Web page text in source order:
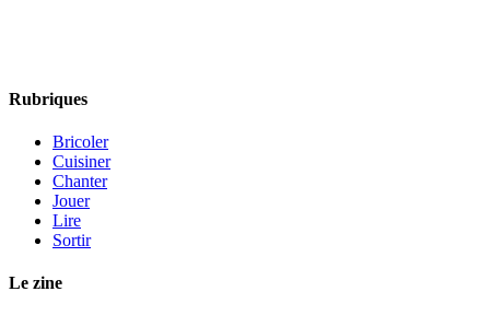
Rubriques
Bricoler
Cuisiner
Chanter
Jouer
Lire
Sortir
Le zine